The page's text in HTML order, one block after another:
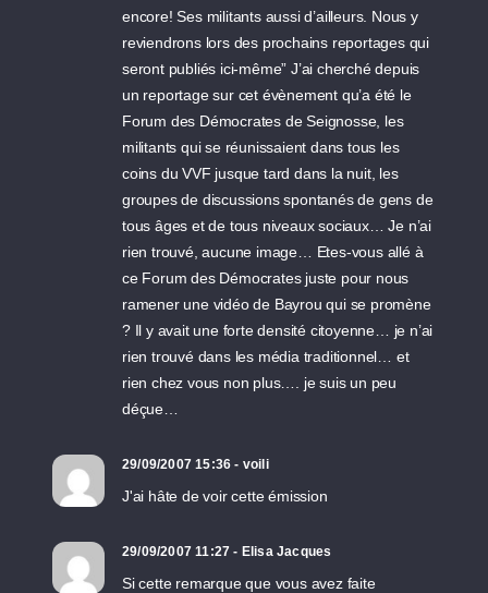
encore! Ses militants aussi d’ailleurs. Nous y
reviendrons lors des prochains reportages qui
seront publiés ici-même” J’ai cherché depuis
un reportage sur cet évènement qu’a été le
Forum des Démocrates de Seignosse, les
militants qui se réunissaient dans tous les
coins du VVF jusque tard dans la nuit, les
groupes de discussions spontanés de gens de
tous âges et de tous niveaux sociaux… Je n’ai
rien trouvé, aucune image… Etes-vous allé à
ce Forum des Démocrates juste pour nous
ramener une vidéo de Bayrou qui se promène
? Il y avait une forte densité citoyenne… je n’ai
rien trouvé dans les média traditionnel… et
rien chez vous non plus…. je suis un peu
déçue…
29/09/2007 15:36 - voili
J'ai hâte de voir cette émission
29/09/2007 11:27 - Elisa Jacques
Si cette remarque que vous avez faite